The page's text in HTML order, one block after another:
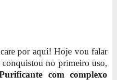
por aqui! Hoje vou falar
conquistou no primeiro uso,
com complexo